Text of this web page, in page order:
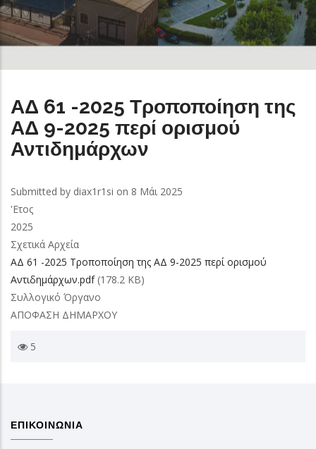
ΑΔ 61 -2025 Τροποποίηση της
ΑΔ 9-2025 περί ορισμού
Αντιδημάρχων
Submitted by diax1r1si on 8 Μάι 2025
'Ετος
2025
Σχετικά Αρχεία
ΑΔ 61 -2025 Τροποποίηση της ΑΔ 9-2025 περί ορισμού
Αντιδημάρχων.pdf (178.2 KB)
Συλλογικό Όργανο
ΑΠΟΦΑΣΗ ΔΗΜΑΡΧΟΥ
5
ΕΠΙΚΟΙΝΩΝΙΑ